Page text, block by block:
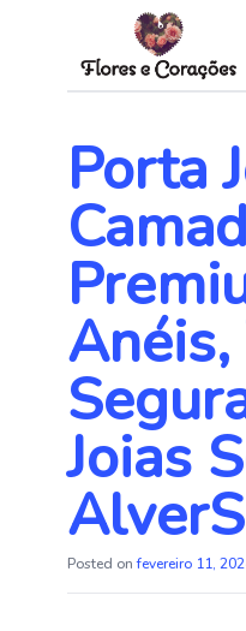
Skip
to
content
Porta
Joias
Posted onfevereiro 11,